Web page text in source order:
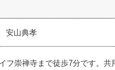
安山典孝
フ崇禅寺まで徒歩7分です。